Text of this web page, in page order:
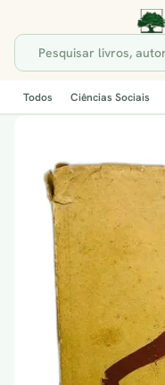
Todos Ciências Sociais